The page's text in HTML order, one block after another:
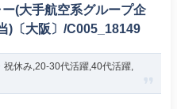
(大手航空系グループ企
〔大阪〕/C005_18149
休み,20-30代活躍,40代活躍,